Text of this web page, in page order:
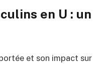
en U : un
et son impact sur